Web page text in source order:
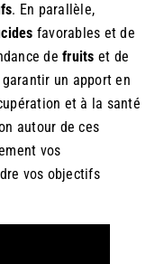
. En parallèle,
favorables et de
de fruits et de
un apport en
et à la santé
autour de ces
vos
vos objectifs